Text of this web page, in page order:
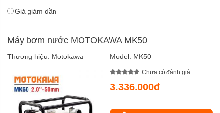
Giá giảm dần
Máy bơm nước MOTOKAWA MK50
Thương hiệu: Motokawa Model: MK50
Chưa có đánh giá
3.336.000đ